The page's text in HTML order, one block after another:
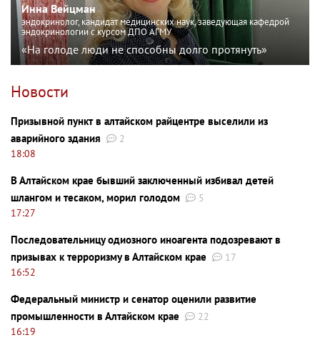
Инна Вейцман
эндокринолог, кандидат медицинских наук, заведующая кафедрой
эндокринологии с курсом ДПО АГМУ
«На голоде люди не способны долго протянуть»
Новости
Призывной пункт в алтайском райцентре выселили из
аварийного здания
2
18:08
В Алтайском крае бывший заключенный избивал детей
шлангом и тесаком, морил голодом
5
17:27
Последовательницу одиозного иноагента подозревают в
призывах к терроризму в Алтайском крае
17
16:52
Федеральный министр и сенатор оценили развитие
промышленности в Алтайском крае
22
16:19